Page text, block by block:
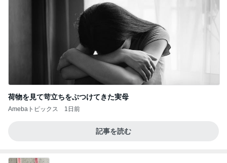
荷物を見て苛立ちをぶつけてきた実母
Amebaトピックス 1日前
記事を読む